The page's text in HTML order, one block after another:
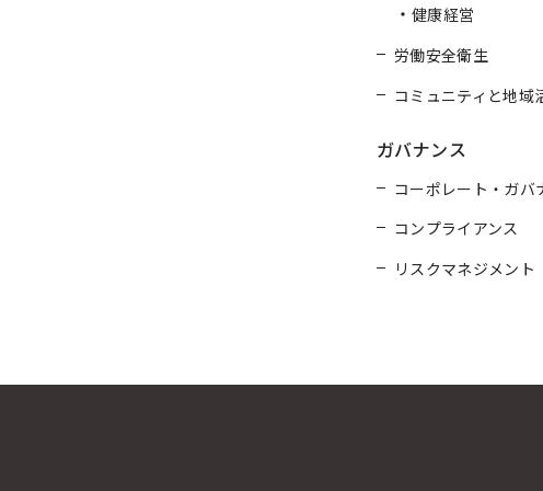
健康経営
労働安全衛生
コミュニティと地域
ガバナンス
コーポレート・ガバ
コンプライアンス
リスクマネジメント